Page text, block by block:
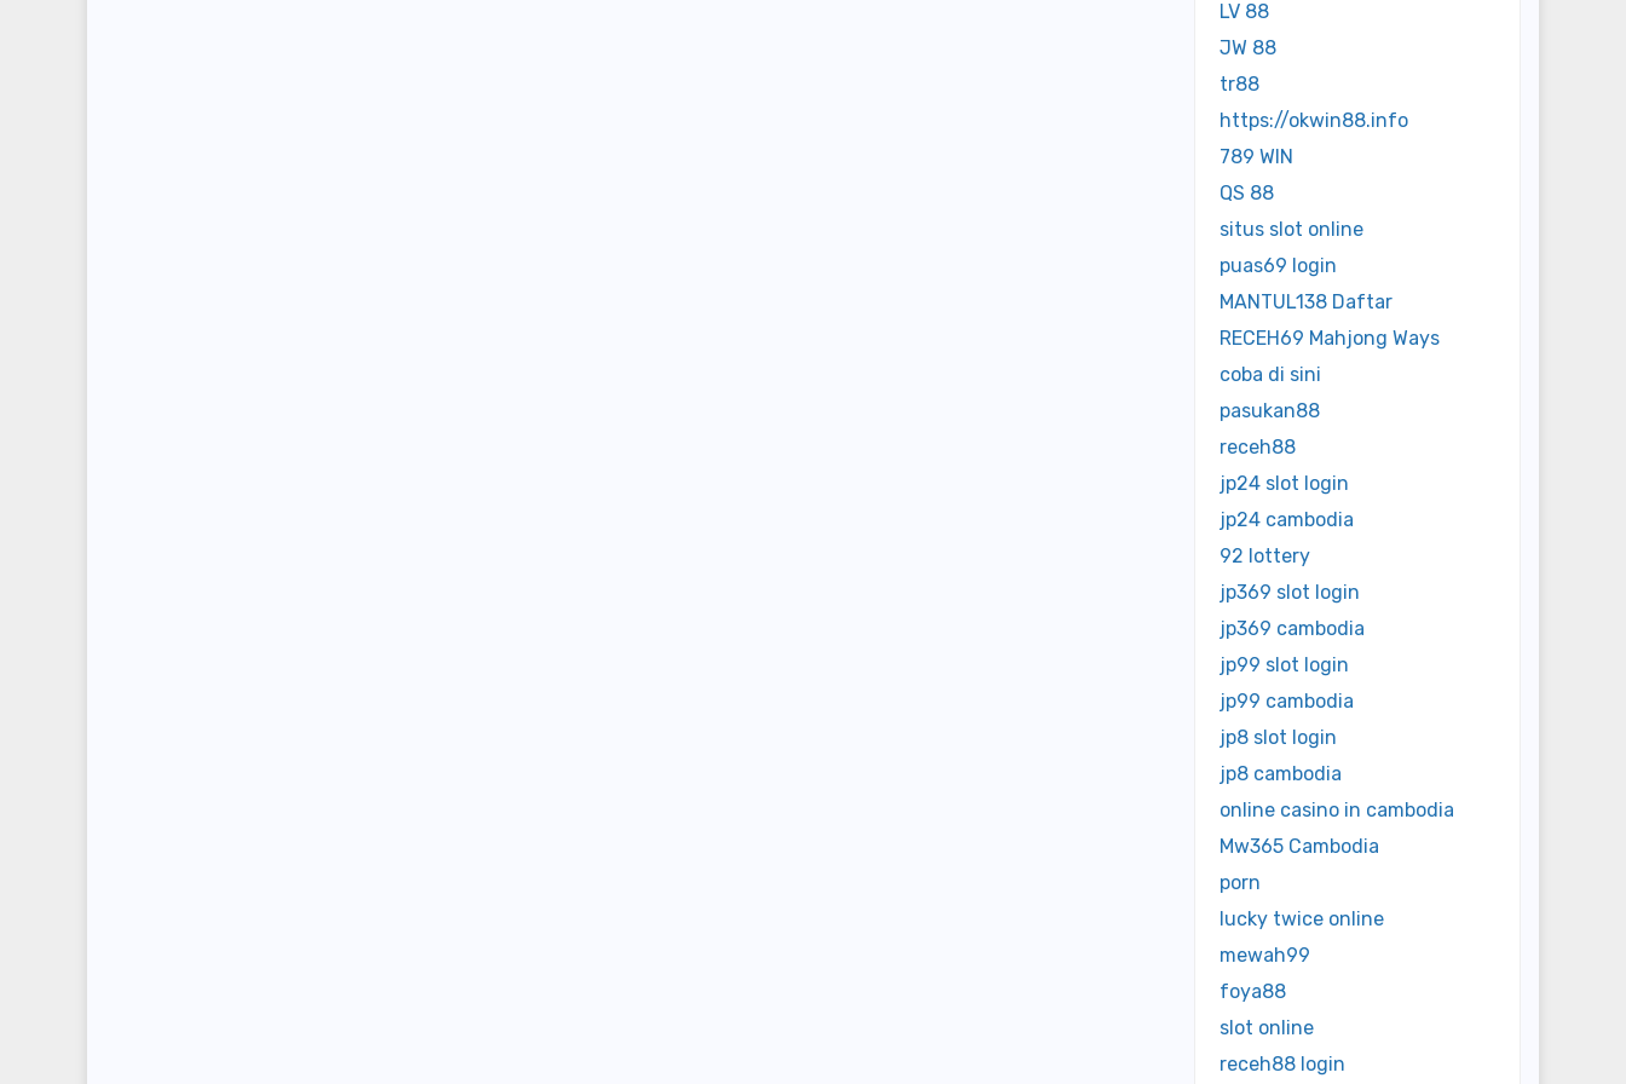
LV 88
JW 88
tr88
https://okwin88.info
789 WIN
QS 88
situs slot online
puas69 login
MANTUL138 Daftar
RECEH69 Mahjong Ways
coba di sini
pasukan88
receh88
jp24 slot login
jp24 cambodia
92 lottery
jp369 slot login
jp369 cambodia
jp99 slot login
jp99 cambodia
jp8 slot login
jp8 cambodia
online casino in cambodia
Mw365 Cambodia
porn
lucky twice online
mewah99
foya88
slot online
receh88 login